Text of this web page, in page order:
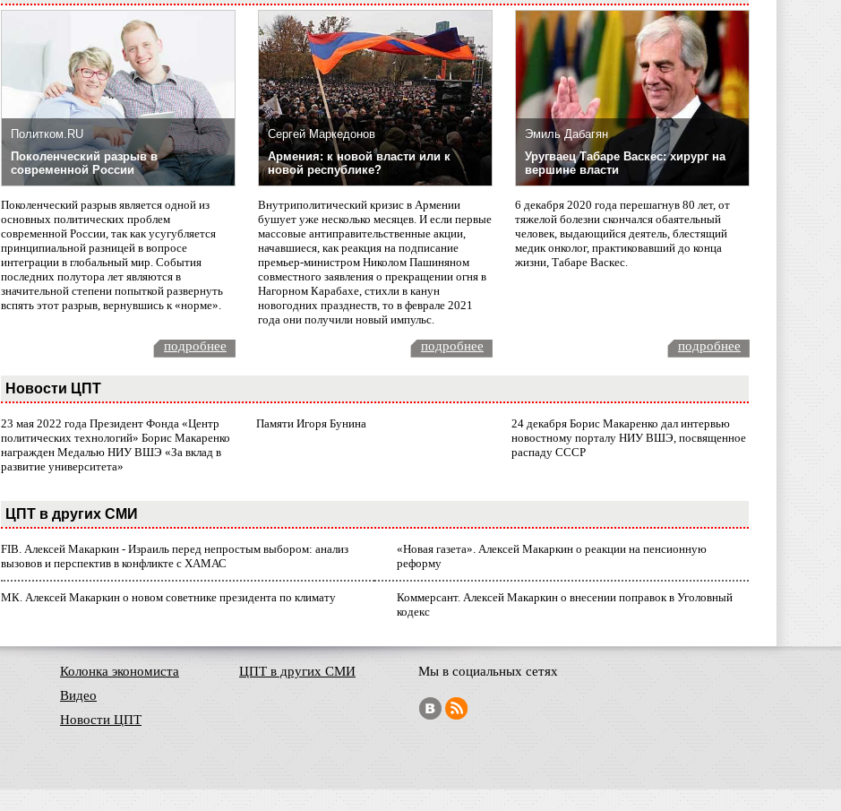
Политком.RU
Поколенческий разрыв в
современной России
Поколенческий разрыв является одной из
основных политических проблем
современной России, так как усугубляется
принципиальной разницей в вопросе
интеграции в глобальный мир. События
последних полутора лет являются в
значительной степени попыткой развернуть
вспять этот разрыв, вернувшись к «норме».
Сергей Маркедонов
Армения: к новой власти или к
новой республике?
Внутриполитический кризис в Армении
бушует уже несколько месяцев. И если первые
массовые антиправительственные акции,
начавшиеся, как реакция на подписание
премьер-министром Николом Пашиняном
совместного заявления о прекращении огня в
Нагорном Карабахе, стихли в канун
новогодних празднеств, то в феврале 2021
года они получили новый импульс.
Эмиль Дабагян
Уругваец Табаре Васкес: хирург на
вершине власти
6 декабря 2020 года перешагнув 80 лет, от
тяжелой болезни скончался обаятельный
человек, выдающийся деятель, блестящий
медик онколог, практиковавший до конца
жизни, Табаре Васкес.
подробнее подробнее подробнее
Новости ЦПТ
23 мая 2022 года Президент Фонда «Центр
политических технологий» Борис Макаренко
награжден Медалью НИУ ВШЭ «За вклад в
развитие университета»
Памяти Игоря Бунина
24 декабря Борис Макаренко дал интервью
новостному порталу НИУ ВШЭ, посвященное
распаду СССР
ЦПТ в других СМИ
FIB. Алексей Макаркин - Израиль перед непростым выбором: анализ
вызовов и перспектив в конфликте с ХАМАС
«Новая газета». Алексей Макаркин о реакции на пенсионную
реформу
МК. Алексей Макаркин о новом советнике президента по климату
Коммерсант. Алексей Макаркин о внесении поправок в Уголовный
кодекс
Колонка экономиста
Видео
Новости ЦПТ
ЦПТ в других СМИ Мы в социальных сетях